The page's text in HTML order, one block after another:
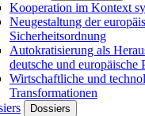
Kooperation im Kontext
Neugestaltung der
Sicherheitsordnung
Autokratisierung als
deutsche und europäische
Wirtschaftliche und
Transformationen
Dossiers